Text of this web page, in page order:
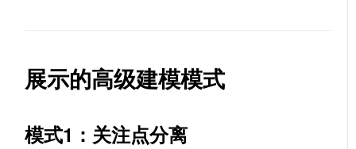
展示的高级建模模式
模式1：关注点分离